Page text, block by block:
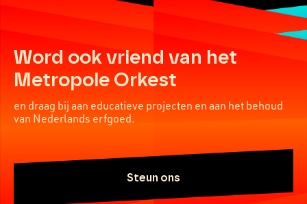
Word ook vriend van het
Metropole Orkest
en draag bij aan educatieve projecten en aan het behoud
van Nederlands erfgoed.
Steun ons